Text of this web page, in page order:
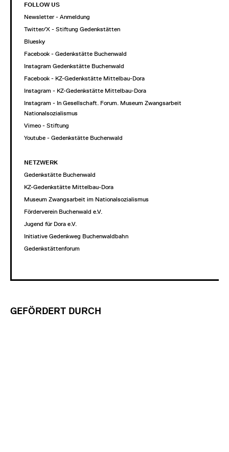
FOLLOW US
Newsletter - Anmeldung
Twitter/X - Stiftung Gedenkstätten
Bluesky
Facebook - Gedenkstätte Buchenwald
Instagram Gedenkstätte Buchenwald
Facebook - KZ-Gedenkstätte Mittelbau-Dora
Instagram - KZ-Gedenkstätte Mittelbau-Dora
Instagram - In Gesellschaft. Forum. Museum Zwangsarbeit im
Nationalsozialismus
Vimeo - Stiftung
Youtube - Gedenkstätte Buchenwald
NETZWERK
Gedenkstätte Buchenwald
KZ-Gedenkstätte Mittelbau-Dora
Museum Zwangsarbeit im Nationalsozialismus
Förderverein Buchenwald e.V.
Jugend für Dora e.V.
Initiative Gedenkweg Buchenwaldbahn
Gedenkstättenforum
GEFÖRDERT DURCH